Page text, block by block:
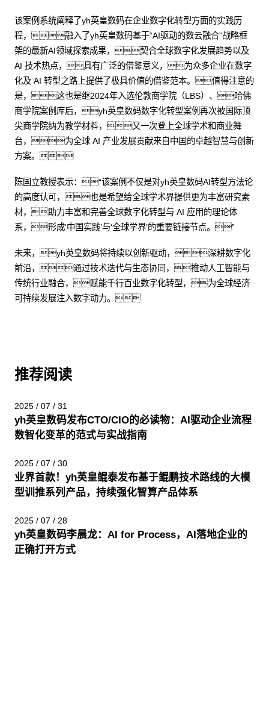
该案例系统阐释了yh英皇数码在企业数字化转型方面的实践历
程，融入了yh英皇数码基于“AI驱动的数云融合”战略框
架的最新AI领域探索成果，契合全球数字化发展趋势以及
AI 技术热点，具有广泛的借鉴意义，为众多企业在数字
化及 AI 转型之路上提供了极具价值的借鉴范本。值得注意的
是，这也是继2024年入选伦敦商学院（LBS）、哈佛
商学院案例库后，yh英皇数码数字化转型案例再次被国际顶
尖商学院纳为教学材料，又一次登上全球学术和商业舞
台，为全球 AI 产业发展贡献来自中国的卓越智慧与创新
方案。
陈国立教授表示：“该案例不仅是对yh英皇数码AI转型方法论
的高度认可，也是希望给全球学术界提供更为丰富研究素
材，助力丰富和完善全球数字化转型与 AI 应用的理论体
系，形成‘中国实践’与‘全球学界’的重要链接节点。”
未来，yh英皇数码将持续以创新驱动，深耕数字化
前沿，通过技术迭代与生态协同，推动人工智能与
传统行业融合，赋能千行百业数字化转型，为全球经济
可持续发展注入数字动力。
推荐阅读
2025 / 07 / 31
yh英皇数码发布CTO/CIO的必读物：AI驱动企业流程
数智化变革的范式与实战指南
2025 / 07 / 30
业界首款！yh英皇鲲泰发布基于鲲鹏技术路线的大模
型训推系列产品，持续强化智算产品体系
2025 / 07 / 28
yh英皇数码李晨龙：AI for Process，AI落地企业的
正确打开方式